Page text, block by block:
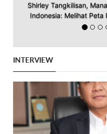
Shirley Tangkilisan,
Indonesia: Melihat Peta
INTERVIEW
Previous